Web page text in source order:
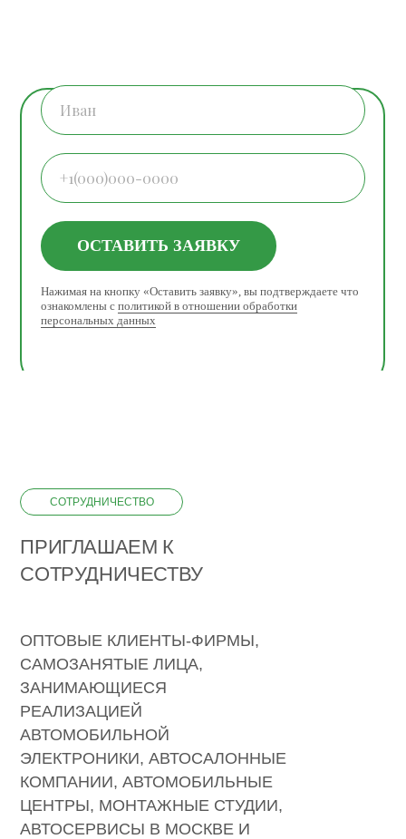
ОСТАВИТЬ ЗАЯВКУ
Нажимая на кнопку «Оставить заявку», вы подтверждаете что
ознакомлены с политикой в отношении обработки
персональных данных
ПРИГЛАШАЕМ К
СОТРУДНИЧЕСТВУ
СОТРУДНИЧЕСТВО
ОПТОВЫЕ КЛИЕНТЫ-ФИРМЫ,
САМОЗАНЯТЫЕ ЛИЦА,
ЗАНИМАЮЩИЕСЯ
РЕАЛИЗАЦИЕЙ
АВТОМОБИЛЬНОЙ
ЭЛЕКТРОНИКИ, АВТОСАЛОННЫЕ
КОМПАНИИ, АВТОМОБИЛЬНЫЕ
ЦЕНТРЫ, МОНТАЖНЫЕ СТУДИИ,
АВТОСЕРВИСЫ В МОСКВЕ И